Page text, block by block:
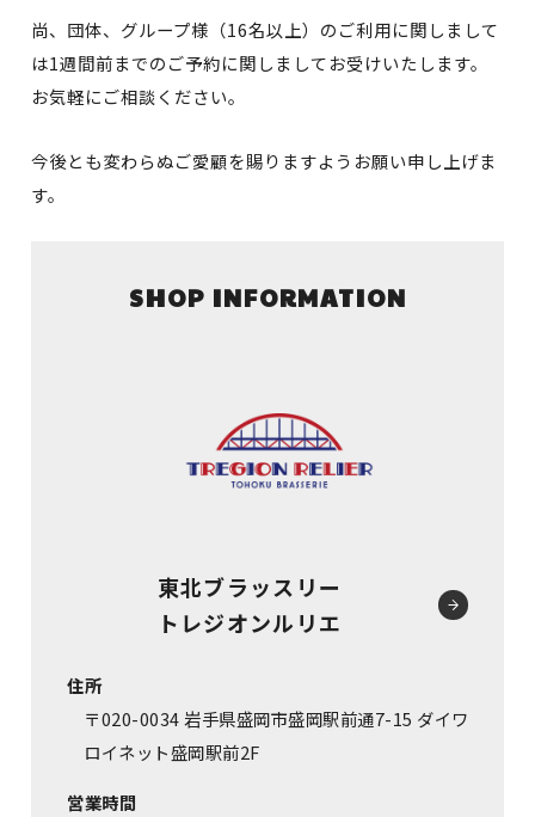
尚、団体、グループ様（16名以上）のご利用に関しまして
は1週間前までのご予約に関しましてお受けいたします。
お気軽にご相談ください。
今後とも変わらぬご愛顧を賜りますようお願い申し上げま
す。
SHOP INFORMATION
東北ブラッスリー
トレジオンルリエ
住所
〒020-0034 岩手県盛岡市盛岡駅前通7-15 ダイワ
ロイネット盛岡駅前2F
営業時間